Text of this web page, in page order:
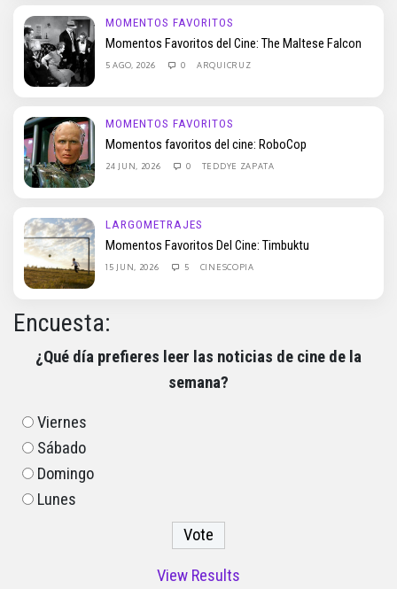
MOMENTOS FAVORITOS
Momentos Favoritos del Cine: The Maltese Falcon
5 AGO, 2026 0 ARQUICRUZ
MOMENTOS FAVORITOS
Momentos favoritos del cine: RoboCop
24 JUN, 2026 0 TEDDYE ZAPATA
LARGOMETRAJES
Momentos Favoritos Del Cine: Timbuktu
15 JUN, 2026 5 CINESCOPIA
Encuesta:
¿Qué día prefieres leer las noticias de cine de la
semana?
Viernes
Sábado
Domingo
Lunes
View Results